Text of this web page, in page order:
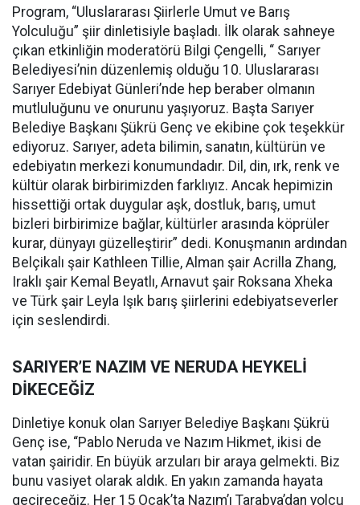
Program, “Uluslararası Şiirlerle Umut ve Barış
Yolculuğu” şiir dinletisiyle başladı. İlk olarak sahneye
çıkan etkinliğin moderatörü Bilgi Çengelli, “ Sarıyer
Belediyesi’nin düzenlemiş olduğu 10. Uluslararası
Sarıyer Edebiyat Günleri’nde hep beraber olmanın
mutluluğunu ve onurunu yaşıyoruz. Başta Sarıyer
Belediye Başkanı Şükrü Genç ve ekibine çok teşekkür
ediyoruz. Sarıyer, adeta bilimin, sanatın, kültürün ve
edebiyatın merkezi konumundadır. Dil, din, ırk, renk ve
kültür olarak birbirimizden farklıyız. Ancak hepimizin
hissettiği ortak duygular aşk, dostluk, barış, umut
bizleri birbirimize bağlar, kültürler arasında köprüler
kurar, dünyayı güzelleştirir” dedi. Konuşmanın ardından
Belçikalı şair Kathleen Tillie, Alman şair Acrilla Zhang,
Iraklı şair Kemal Beyatlı, Arnavut şair Roksana Xheka
ve Türk şair Leyla Işık barış şiirlerini edebiyatseverler
için seslendirdi.
SARIYER’E NAZIM VE NERUDA HEYKELİ
DİKECEĞİZ
Dinletiye konuk olan Sarıyer Belediye Başkanı Şükrü
Genç ise, “Pablo Neruda ve Nazım Hikmet, ikisi de
vatan şairidir. En büyük arzuları bir araya gelmekti. Biz
bunu vasiyet olarak aldık. En yakın zamanda hayata
geçireceğiz. Her 15 Ocak’ta Nazım’ı Tarabya’dan yolcu